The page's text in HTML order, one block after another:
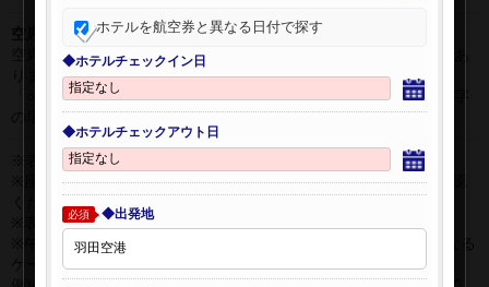
空席表示について：
空席状況は常に変更しますので、現在の空席を保証するものではあ
りません。
「○」は過去24時間以内に十分な空席が確認できた商品です。 数字
の場合は、現時点で座席数が少ない商品です。
※表示金額はオンライン予約時の金額です。
※座席クラスはご利用区間毎に異なる場合があります。必ずご確認
※表示時間はすべて現地時間・24時間表示です。
※午前0時以降に出発する深夜便について、搭乗日をお間違えになる
ケースが多く発生しています。
ホテルを航空券と異なる日付で探す
◆ホテルチェックイン日
◆ホテルチェックアウト日
必須 ◆出発地